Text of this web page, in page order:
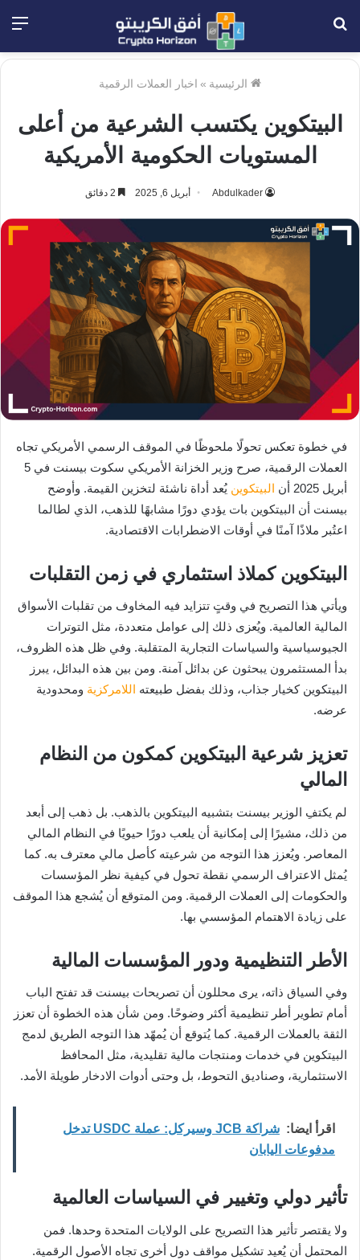
الرئيسية » اخبار العملات الرقمية
البيتكوين يكتسب الشرعية من أعلى
المستويات الحكومية الأمريكية
Abdulkader أبريل 6, 2025
في خطوة تعكس تحولًا ملحوظًا في الموقف الرسمي الأمريكي تجاه
العملات الرقمية، صرح وزير الخزانة الأمريكي سكوت بيسنت في 5
أبريل 2025 أن
البيتكوين يُعد أداة ناشئة لتخزين القيمة. وأوضح
بيسنت أن البيتكوين بات يؤدي دورًا مشابهًا للذهب، الذي لطالما
اعتُبر ملاذًا آمنًا في أوقات الاضطرابات الاقتصادية.
البيتكوين كملاذ استثماري في زمن التقلبات
ويأتي هذا التصريح في وقتٍ تتزايد فيه المخاوف من تقلبات الأسواق
المالية العالمية. ويُعزى ذلك إلى عوامل متعددة، مثل التوترات
الجيوسياسية والسياسات التجارية المتقلبة. وفي ظل هذه الظروف،
بدأ المستثمرون يبحثون عن بدائل آمنة. ومن بين هذه البدائل، يبرز
البيتكوين كخيار جذاب، وذلك بفضل طبيعته اللامركزية ومحدودية
عرضه.
تعزيز شرعية البيتكوين كمكون من النظام
المالي
لم يكتفِ الوزير بيسنت بتشبيه البيتكوين بالذهب. بل ذهب إلى أبعد
من ذلك، مشيرًا إلى إمكانية أن يلعب دورًا حيويًا في النظام المالي
المعاصر. ويُعزز هذا التوجه من شرعيته كأصل مالي معترف به. كما
يُمثل الاعتراف الرسمي نقطة تحول في كيفية نظر المؤسسات
والحكومات إلى العملات الرقمية. ومن المتوقع أن يُشجع هذا الموقف
على زيادة الاهتمام المؤسسي بها.
الأطر التنظيمية ودور المؤسسات المالية
وفي السياق ذاته، يرى محللون أن تصريحات بيسنت قد تفتح الباب
أمام تطوير أطر تنظيمية أكثر وضوحًا. ومن شأن هذه الخطوة أن تعزز
الثقة بالعملات الرقمية. كما يُتوقع أن يُمهّد هذا التوجه الطريق لدمج
البيتكوين في خدمات ومنتجات مالية تقليدية، مثل المحافظ
الاستثمارية، وصناديق التحوط، بل وحتى أدوات الادخار طويلة الأمد.
اقرأ ايضا:
شراكة JCB وسيركل: عملة USDC تدخل
مدفوعات اليابان
تأثير دولي وتغيير في السياسات العالمية
ولا يقتصر تأثير هذا التصريح على الولايات المتحدة وحدها. فمن
المحتمل أن يُعيد تشكيل مواقف دول أخرى تجاه الأصول الرقمية.